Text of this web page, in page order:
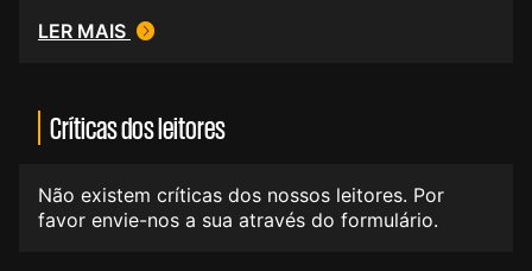
LER MAIS
Críticas dos leitores
Não existem críticas dos nossos leitores. Por
favor envie-nos a sua através do formulário.